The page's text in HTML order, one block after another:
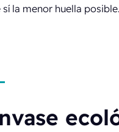
la menor huella posible.